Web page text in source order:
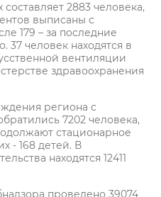
2883 человека,
выписаны с
179 – за последние
37 человек находятся в
вентиляции
здравоохранения
региона с
7202 человека,
стационарное
- 168 детей. В
находятся 12411
проведено 39074